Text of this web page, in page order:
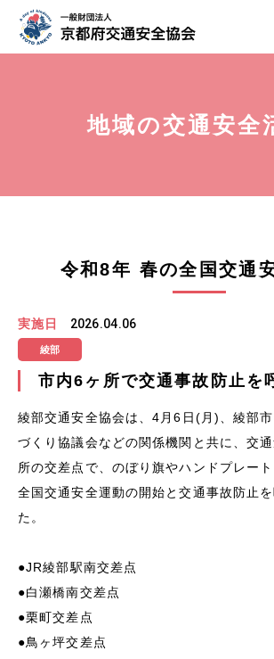
地域の交通安全
令和8年 春の全国交通
実施日 2026.04.06
綾部
市内6ヶ所で交通事故防止を
綾部交通安全協会は、4月6日(月)、綾部
づくり協議会などの関係機関と共に、交
所の交差点で、のぼり旗やハンドプレー
全国交通安全運動の開始と交通事故防止
た。
●JR綾部駅南交差点
●白瀬橋南交差点
●栗町交差点
●鳥ヶ坪交差点